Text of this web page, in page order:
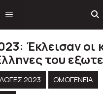
Έκλεισαν οι
του
2023
ΟΜΟΓΈΝΕΙΑ